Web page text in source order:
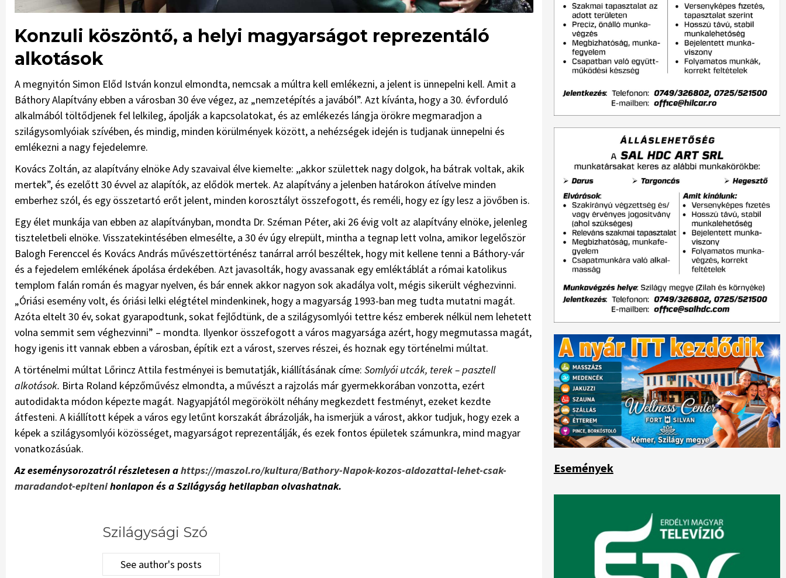
Konzuli köszöntő, a helyi magyarságot reprezentáló
alkotások
A megnyitón Simon Előd István konzul elmondta, nemcsak a múltra kell emlékezni, a jelent is ünnepelni kell. Amit a
Báthory Alapítvány ebben a városban 30 éve végez, az „nemzetépítés a javából”. Azt kívánta, hogy a 30. évforduló
alkalmából töltődjenek fel lelkileg, ápolják a kapcsolatokat, és az emlékezés lángja örökre megmaradjon a
szilágysomlyóiak szívében, és mindig, minden körülmények között, a nehézségek idején is tudjanak ünnepelni és
emlékezni a nagy fejedelemre.
Kovács Zoltán, az alapítvány elnöke Ady szavaival élve kiemelte: ,,akkor születtek nagy dolgok, ha bátrak voltak, akik
mertek”, és ezelőtt 30 évvel az alapítók, az elődök mertek. Az alapítvány a jelenben határokon átívelve minden
emberhez szól, és egy összetartó erőt jelent, minden korosztályt összefogott, és reméli, hogy ez így lesz a jövőben is.
Egy élet munkája van ebben az alapítványban, mondta Dr. Széman Péter, aki 26 évig volt az alapítvány elnöke, jelenleg
tiszteletbeli elnöke. Visszatekintésében elmesélte, a 30 év úgy elrepült, mintha a tegnap lett volna, amikor legelőször
Balogh Ferenccel és Kovács András művészettörténész tanárral arról beszéltek, hogy mit kellene tenni a Báthory-vár
és a fejedelem emlékének ápolása érdekében. Azt javasolták, hogy avassanak egy emléktáblát a római katolikus
templom falán román és magyar nyelven, és bár ennek akkor nagyon sok akadálya volt, mégis sikerült véghezvinni.
„Óriási esemény volt, és óriási lelki elégtétel mindenkinek, hogy a magyarság 1993-ban meg tudta mutatni magát.
Azóta eltelt 30 év, sokat gyarapodtunk, sokat fejlődtünk, de a szilágysomlyói tettre kész emberek nélkül nem lehetett
volna semmit sem véghezvinni” – mondta. Ilyenkor összefogott a város magyarsága azért, hogy megmutassa magát,
hogy igenis itt vannak ebben a városban, építik ezt a várost, szerves részei, és hoznak egy történelmi múltat.
A történelmi múltat Lőrincz Attila festményei is bemutatják, kiállításának címe: Somlyói utcák, terek – pasztell
alkotások. Birta Roland képzőművész elmondta, a művészt a rajzolás már gyermekkorában vonzotta, ezért
autodidakta módon képezte magát. Nagyapjától megörökölt néhány megkezdett festményt, ezeket kezdte
átfesteni. A kiállított képek a város egy letűnt korszakát ábrázolják, ha ismerjük a várost, akkor tudjuk, hogy ezek a
képek a szilágysomlyói közösséget, magyarságot reprezentálják, és ezek fontos épületek számunkra, mind magyar
vonatkozásúak.
Az eseménysorozatról részletesen ahttps://maszol.ro/kultura/Bathory-Napok-kozos-aldozattal-lehet-csak-
maradandot-epitenihonlapon és a Szilágyság hetilapban olvashatnak.
Szilágysági Szó
See author's posts
Események